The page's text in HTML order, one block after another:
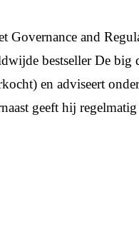
Governance and
bestseller De big
en adviseert
geeft hij regelmatig